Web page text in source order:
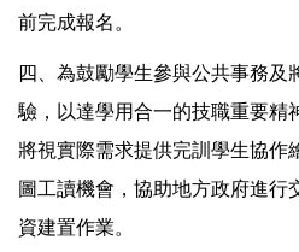
前完成報名。
四、為鼓勵學生參與公共事務及
驗，以達學用合一的技職重要精
將視實際需求提供完訓學生協作
圖工讀機會，協助地方政府進行
資建置作業。